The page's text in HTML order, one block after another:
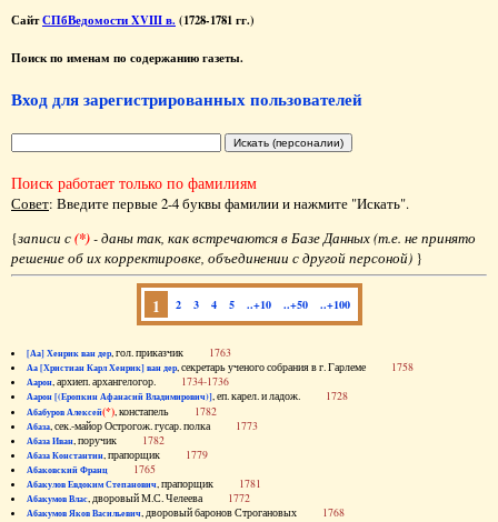
СайтСПбВедомости XVIII в. (1728-1781 гг.)
Поиск по именам по содержанию газеты.
Вход для зарегистрированных пользователей
Поиск работает только по фамилиям
Совет: Введите первые 2-4 буквы фамилии и нажмите "Искать".
{записи с(*)- даны так, как встречаются в Базе Данных (т.е. не принято
решение об их корректировке, объединении с другой персоной) }
1 2 3 4 5 ..+10 ..+50 ..+100
[Аа] Хенрик ван дер, гол. приказчик 1763
Аа [Христиан Карл Хенрик] ван дер, секретарь ученого собрания в г. Гарлеме 1758
Аарон, архиеп. архангелогор. 1734-1736
Аарон [(Еропкин Афанасий Владимирович)], еп. карел. и ладож. 1728
Абабуров Алексей(*), констапель 1782
Абаза, сек.-майор Острогож. гусар. полка 1773
Абаза Иван, поручик 1782
Абаза Константин, прапорщик 1779
Абаковский Франц 1765
Абакулов Евдоким Степанович, прапорщик 1781
Абакумов Влас, дворовый М.С. Челеева 1772
Абакумов Яков Васильевич, дворовый баронов Строгановых 1768